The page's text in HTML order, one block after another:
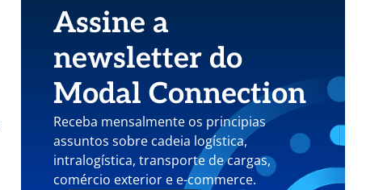
Assine a
newsletter do
Modal Connection
Receba mensalmente os principias
assuntos sobre cadeia logística,
intralogística, transporte de cargas,
comércio exterior e e-commerce.